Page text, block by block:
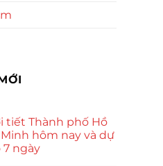
tiết Thành phố Hồ
hôm nay và dự
7 ngày